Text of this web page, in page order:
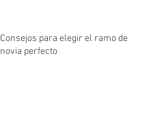
Consejos para elegir el ramo de
novia perfecto